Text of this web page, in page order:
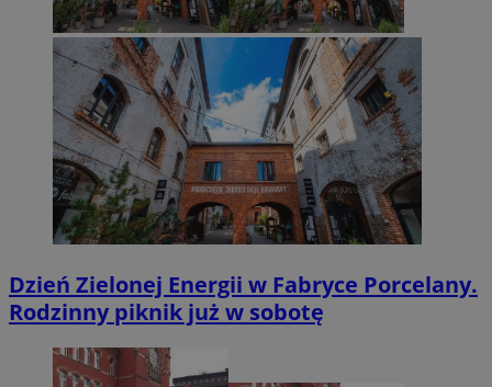
Dzień Zielonej Energii w Fabryce Porcelany.
Rodzinny piknik już w sobotę